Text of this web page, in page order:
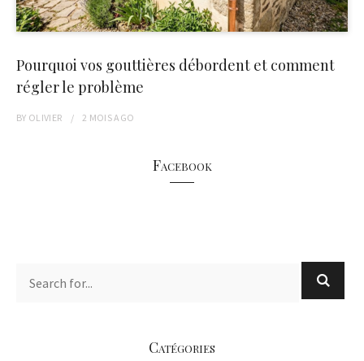
Pourquoi vos gouttières débordent et comment
régler le problème
BY OLIVIER 2 MOISAGO
Facebook
Catégories